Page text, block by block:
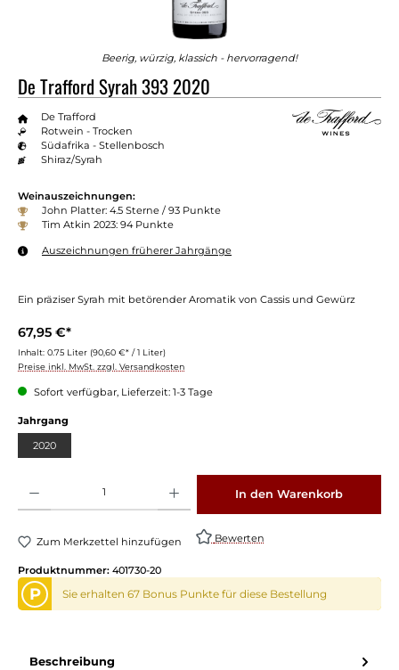
Beerig, würzig, klassich - hervorragend!
De Trafford Syrah 393 2020
De Trafford
Rotwein - Trocken
Südafrika - Stellenbosch
Shiraz/Syrah
Weinauszeichnungen:
John Platter: 4.5 Sterne / 93 Punkte
Tim Atkin 2023: 94 Punkte
Auszeichnungen früherer Jahrgänge
Ein präziser Syrah mit betörender Aromatik von Cassis und Gewürz
67,95 €*
Inhalt: 0.75 Liter (90,60 €* / 1 Liter)
Preise inkl. MwSt. zzgl. Versandkosten
Sofort verfügbar, Lieferzeit: 1-3 Tage
Jahrgang
2020
In den Warenkorb
Zum Merkzettel hinzufügen Bewerten
Produktnummer: 401730-20
P Sie erhalten 67 Bonus Punkte für diese Bestellung
Beschreibung